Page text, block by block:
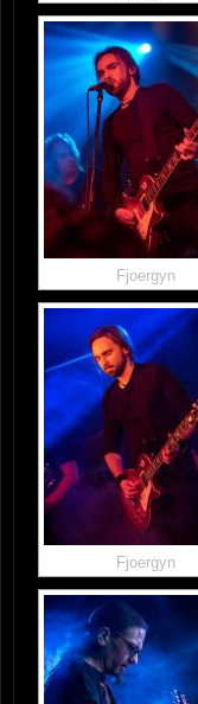
Fjoergyn
Fjoergyn